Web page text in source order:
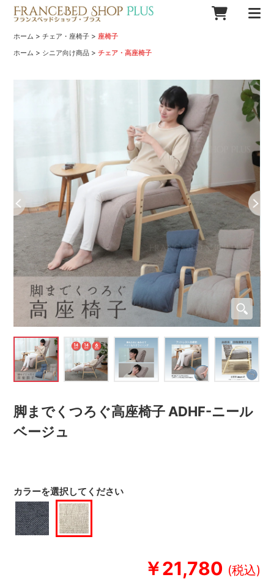
ホーム >チェア・座椅子 > 座椅子
ホーム > シニア向け商品 >チェア・高座椅子
脚までくつろぐ高座椅子 ADHF-ニール
ベージュ
￥21,780
カラーを選択してください